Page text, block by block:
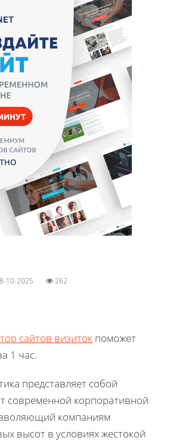
10-2025 262
сайтов визиток поможет
1 час.
представляет собой
современной корпоративной
компаниям
высот в условиях жестокой